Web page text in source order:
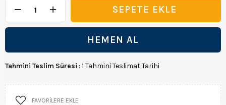
Tahmini Teslim Süresi : 1 Tahmini Teslimat Tarihi
FAVORILERE EKLE